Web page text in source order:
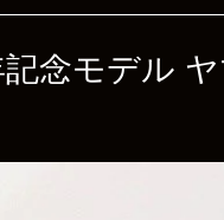
念モデル